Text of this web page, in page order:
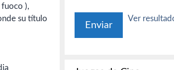
),
su título
Ver